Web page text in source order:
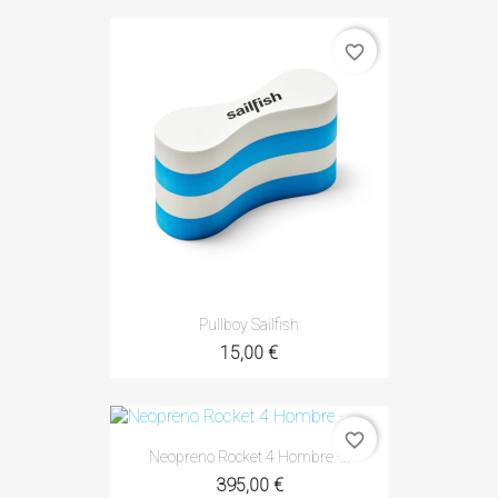
Pullboy Sailfish
15,00 €
favorite_border
Neopreno Rocket 4 Hombre ·...
395,00 €
favorite_border